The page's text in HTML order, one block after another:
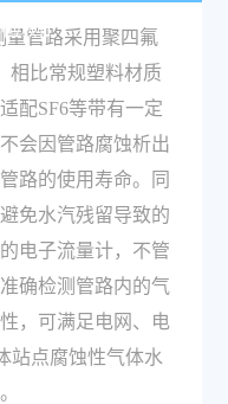
测？
量管路采用聚四氟
相比常规塑料材质
配SF6等带有一定
会因管路腐蚀析出
路的使用寿命。同
免水汽残留导致的
电子流量计，不管
确检测管路内的气
，可满足电网、电
站点腐蚀性气体水